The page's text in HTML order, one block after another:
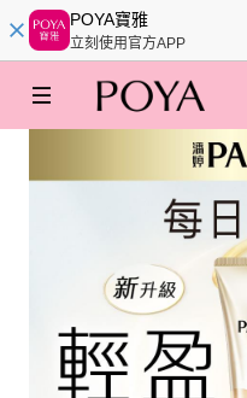
POYA寶雅
立刻使用官方APP